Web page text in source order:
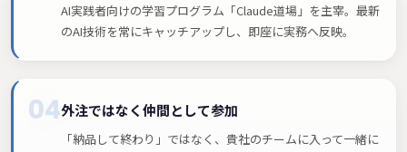
AI実践者向けの学習プログラム「Claude道場」を主宰。最新
のAI技術を常にキャッチアップし、即座に実務へ反映。
04外注ではなく仲間として参加
「納品して終わり」ではなく、貴社のチームに入って一緒に